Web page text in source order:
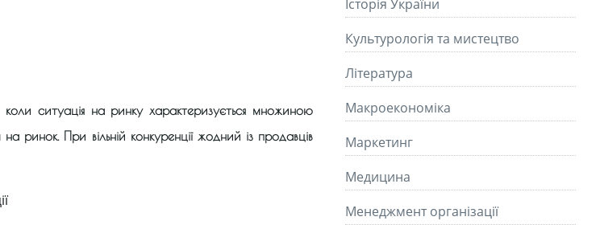
коли ситуація на ринку характеризується множиною
на ринок. При вільній конкуренції жодний із продавців
Історія України
Культурологія та мистецтво
Літературa
Макроекономіка
Маркетинг
Медицина
Менеджмент організації